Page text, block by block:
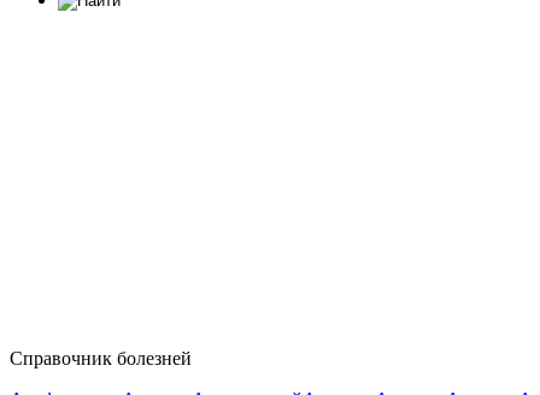
Справочник болезней